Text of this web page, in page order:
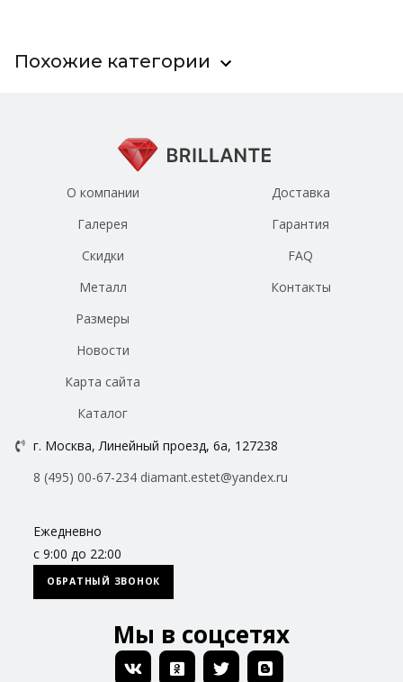
Похожие категории
О компании
Галерея
Скидки
Металл
Размеры
Новости
Доставка
Гарантия
FAQ
Контакты
Карта сайта
Каталог
г. Москва, Линейный проезд, 6а, 127238
8 (495) 00-67-234 diamant.estet@yandex.ru
Ежедневно
с 9:00 до 22:00
ОБРАТНЫЙ ЗВОНОК
Мы в соцсетях